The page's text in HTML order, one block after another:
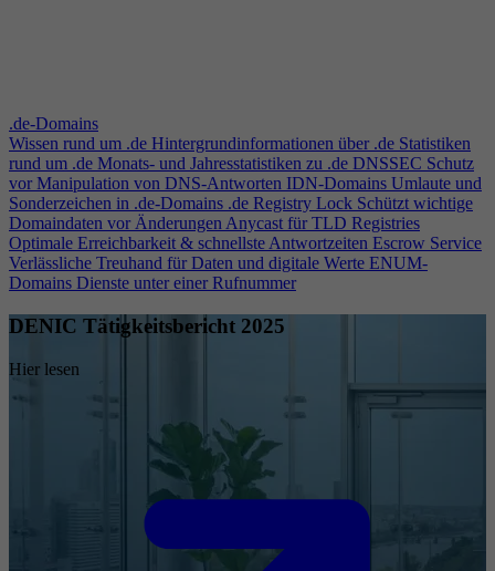
.de-Domains
Wissen rund um .de Hintergrundinformationen über .de Statistiken
rund um .de Monats- und Jahresstatistiken zu .de DNSSEC Schutz
vor Manipulation von DNS-Antworten IDN-Domains Umlaute und
Sonderzeichen in .de-Domains .de Registry Lock Schützt wichtige
Domaindaten vor ÄnderungenAnycast für TLD Registries
Optimale Erreichbarkeit & schnellste Antwortzeiten Escrow Service
Verlässliche Treuhand für Daten und digitale Werte ENUM-
Domains Dienste unter einer Rufnummer
DENIC Tätigkeitsbericht 2025
Hier lesen